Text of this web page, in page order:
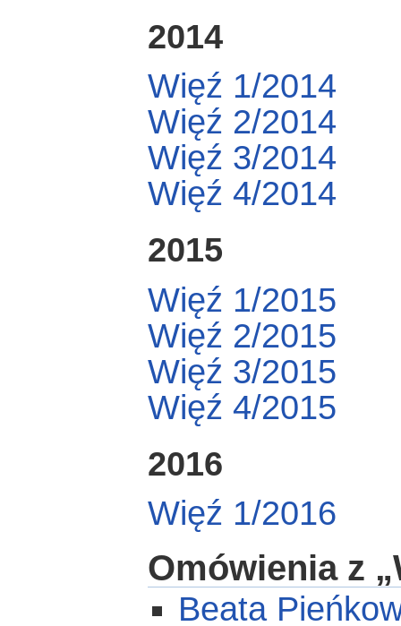
2014
Więź 1/2014
Więź 2/2014
Więź 3/2014
Więź 4/2014
2015
Więź 1/2015
Więź 2/2015
Więź 3/2015
Więź 4/2015
2016
Więź 1/2016
Omówienia z
Beata